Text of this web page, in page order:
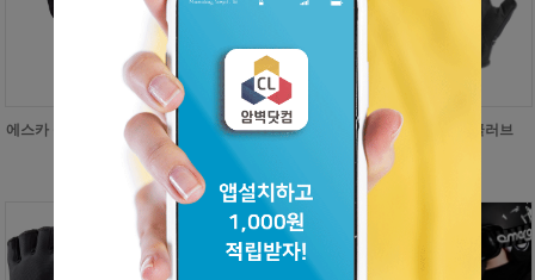
에스카 플래쉬 프로 지티엑
에스카 시가 피비아이 플러
490,000원
레키 브리즈 숏 글러브